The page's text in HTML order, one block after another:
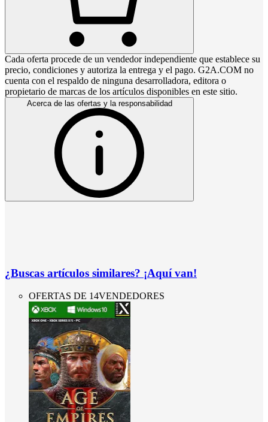
Cada oferta procede de un vendedor independiente que establece su
precio, condiciones y autoriza la entrega y el pago. G2A.COM no
cuenta con el respaldo de ninguna desarrolladora, editora o
propietario de marcas de los artículos disponibles en este sitio.
Acerca de las ofertas y la responsabilidad
¿Buscas artículos similares? ¡Aquí van!
OFERTAS DE 14VENDEDORES